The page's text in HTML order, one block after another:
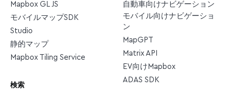
Mapbox GL JS
モバイルマップSDK
Studio
静的マップ
Mapbox Tiling Service
検索
自動車向けナビゲーション
モバイル向けナビゲーショ
ン
MapGPT
Matrix API
EV向けMapbox
ADAS SDK